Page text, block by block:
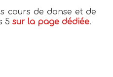
cours de danse et de
5sur la page dédiée.